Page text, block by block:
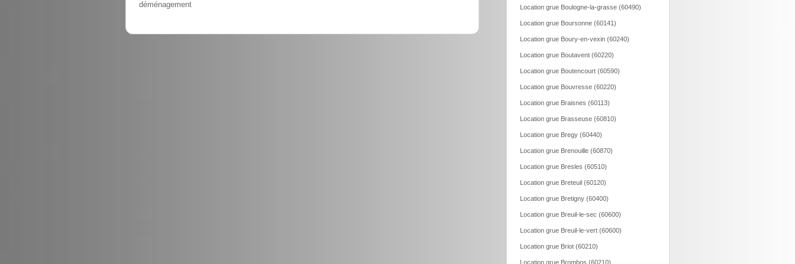
déménagement
Location grue Boulogne-la-grasse (60490)
Location grue Boursonne (60141)
Location grue Boury-en-vexin (60240)
Location grue Boutavent (60220)
Location grue Boutencourt (60590)
Location grue Bouvresse (60220)
Location grue Braisnes (60113)
Location grue Brasseuse (60810)
Location grue Bregy (60440)
Location grue Brenouille (60870)
Location grue Bresles (60510)
Location grue Breteuil (60120)
Location grue Bretigny (60400)
Location grue Breuil-le-sec (60600)
Location grue Breuil-le-vert (60600)
Location grue Briot (60210)
Location grue Brombos (60210)